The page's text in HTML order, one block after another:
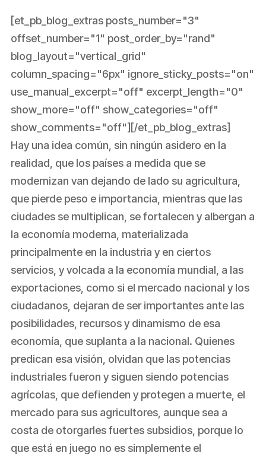
[et_pb_blog_extras posts_number="3"
offset_number="1" post_order_by="rand"
blog_layout="vertical_grid"
column_spacing="6px" ignore_sticky_posts="on"
use_manual_excerpt="off" excerpt_length="0"
show_more="off" show_categories="off"
show_comments="off"][/et_pb_blog_extras]
Hay una idea común, sin ningún asidero en la
realidad, que los países a medida que se
modernizan van dejando de lado su agricultura,
que pierde peso e importancia, mientras que las
ciudades se multiplican, se fortalecen y albergan a
la economía moderna, materializada
principalmente en la industria y en ciertos
servicios, y volcada a la economía mundial, a las
exportaciones, como si el mercado nacional y los
ciudadanos, dejaran de ser importantes ante las
posibilidades, recursos y dinamismo de esa
economía, que suplanta a la nacional. Quienes
predican esa visión, olvidan que las potencias
industriales fueron y siguen siendo potencias
agrícolas, que defienden y protegen a muerte, el
mercado para sus agricultores, aunque sea a
costa de otorgarles fuertes subsidios, porque lo
que está en juego no es simplemente el